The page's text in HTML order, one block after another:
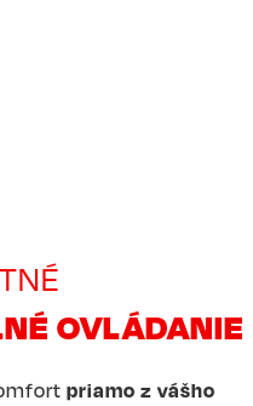
OVLÁDANIE
priamo z vášho